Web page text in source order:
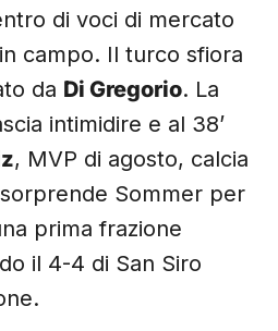
di voci di mercato
campo. Il turco sfiora
da Di Gregorio. La
intimidire e al 38’
, MVP di agosto, calcia
Sommer per
prima frazione
il 4-4 di San Siro